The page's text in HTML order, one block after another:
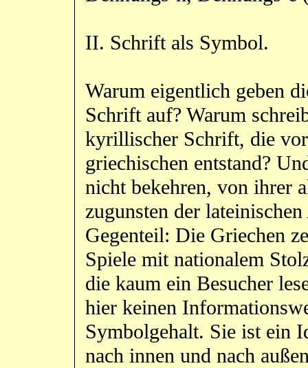
II. Schrift als Symbol.
Warum eigentlich geben
Schrift auf? Warum
kyrillischer Schrift, die vor
griechischen entstand?
nicht bekehren, von ihrer
zugunsten der
Gegenteil: Die Griechen
Spiele mit nationalem
die kaum ein Besucher
hier keinen
Symbolgehalt. Sie ist ein
nach innen und nach